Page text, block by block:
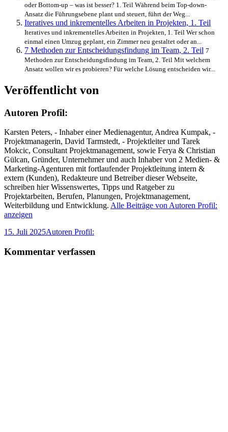
oder Bottom-up – was ist besser? 1. Teil Während beim Top-down-
Ansatz die Führungsebene plant und steuert, führt der Weg...
Iteratives und inkrementelles Arbeiten in Projekten, 1. Teil
Iteratives und inkrementelles Arbeiten in Projekten, 1. Teil Wer schon
einmal einen Umzug geplant, ein Zimmer neu gestaltet oder an...
7 Methoden zur Entscheidungsfindung im Team, 2. Teil 7
Methoden zur Entscheidungsfindung im Team, 2. Teil Mit welchem
Ansatz wollen wir es probieren? Für welche Lösung entscheiden wir...
Veröffentlicht von
Autoren Profil:
Karsten Peters, - Inhaber einer Medienagentur, Andrea Kumpak, -
Projektmanagerin, David Tarmstedt, - Projektleiter und Tarek
Mokcic, Consultant Projektmanagement, sowie Ferya & Christian
Gülcan, Gründer, Unternehmer und auch Inhaber von 2 Medien- &
Marketing-Agenturen mit fortlaufender Projektleitung intern &
extern (Kunden), Redakteure und Betreiber dieser Webseite,
schreiben hier Wissenswertes, Tipps und Ratgeber zu
Projektarbeiten, Berufen, Planungen, Projektmanagement,
Weiterbildung und Entwicklung. Alle Beiträge von Autoren Profil:
anzeigen
Veröffentlicht
15. Juli 2025Autor
Autoren Profil:
Kommentar verfassen